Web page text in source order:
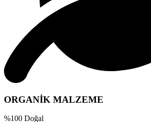
ORGANİK MALZEME
%100 Doğal